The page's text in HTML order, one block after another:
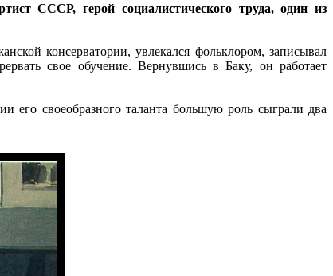
СССР, герой социалистического труда, один из
консерватории, увлекался фольклором, записывал
свое обучение. Вернувшись в Баку, он работает
его своеобразного таланта большую роль сыграли два